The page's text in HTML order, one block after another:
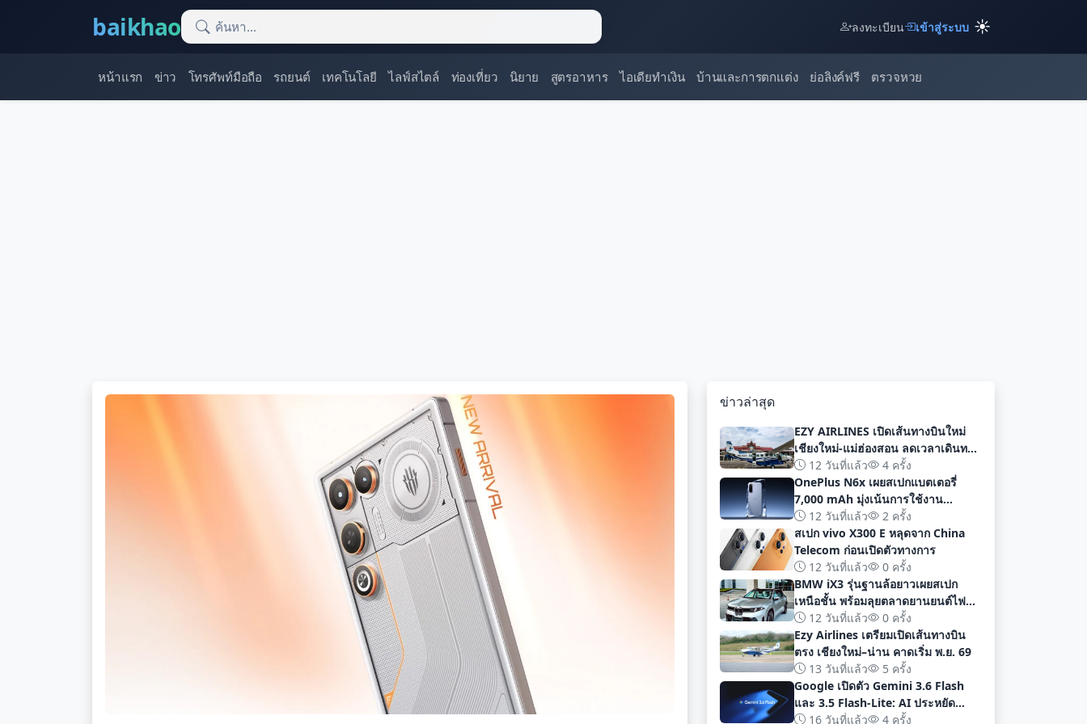
baikhao ลงทะเบียน เข้าสู่ระบบ ☀️
หน้าแรก ข่าว โทรศัพท์มือถือ รถยนต์ เทคโนโลยี ไลฟ์สไตล์ ท่องเที่ยว นิยาย สูตรอาหาร ไอเดียทำเงิน บ้านและการตกแต่ง ย่อลิงค์ฟรี ตรวจหวย
ข่าวล่าสุด
EZY AIRLINES เปิดเส้นทางบินใหม่
เชียงใหม่-แม่ฮ่องสอน ลดเวลาเดินทาง
เหลือเพียง 40 นาที
12 วันที่แล้ว
4 ครั้ง
OnePlus N6x เผยสเปกแบตเตอรี่
7,000 mAh มุ่งเน้นการใช้งาน
ยาวนานก่อนเปิดตัวอย่างเป็นทางการ
12 วันที่แล้ว
2 ครั้ง
สเปก vivo X300 E หลุดจาก China
Telecom ก่อนเปิดตัวทางการ
12 วันที่แล้ว
0 ครั้ง
BMW iX3 รุ่นฐานล้อยาวเผยสเปก
เหนือชั้น พร้อมลุยตลาดยานยนต์ไฟฟ้า
จีนด้วยระยะทาง 919 กม
12 วันที่แล้ว
0 ครั้ง
Ezy Airlines เตรียมเปิดเส้นทางบิน
ตรง เชียงใหม่–น่าน คาดเริ่ม พ.ย. 69
13 วันที่แล้ว
5 ครั้ง
Google เปิดตัว Gemini 3.6 Flash
และ 3.5 Flash-Lite: AI ประหยัด
ต้นทุน ประสิทธิภาพสูง สำหรับนัก
16 วันที่แล้ว 4 ครั้ง